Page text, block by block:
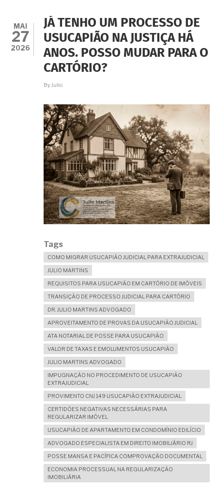
MAI
27
2026
JÁ TENHO UM PROCESSO DE
USUCAPIÃO NA JUSTIÇA HÁ
ANOS. POSSO MUDAR PARA O
CARTÓRIO?
By Julio
Tags
COMO MIGRAR USUCAPIÃO JUDICIAL PARA EXTRAJUDICIAL
JULIO MARTINS
REQUISITOS PARA USUCAPIÃO EM CARTÓRIO DE IMÓVEIS
TRANSIÇÃO DE PROCESSO JUDICIAL PARA CARTÓRIO
DR. JULIO MARTINS ADVOGADO
APROVEITAMENTO DE PROVAS DA USUCAPIÃO JUDICIAL
ATA NOTARIAL DE POSSE PARA USUCAPIÃO
VALOR DE TAXAS E EMOLUMENTOS USUCAPIÃO
JULIO MARTINS ADVOGADO
IMPUGNAÇÃO NO PROCEDIMENTO DE USUCAPIÃO
EXTRAJUDICIAL
PROVIMENTO CNJ 149 USUCAPIÃO EXTRAJUDICIAL
CERTIDÕES NEGATIVAS NECESSÁRIAS PARA
REGULARIZAR IMÓVEL
USUCAPIÃO DE APARTAMENTO EM CONDOMÍNIO EDILÍCIO
ADVOGADO ESPECIALISTA EM DIREITO IMOBILIÁRIO RJ
POSSE MANSA E PACÍFICA COMPROVAÇÃO DOCUMENTAL
ECONOMIA PROCESSUAL NA REGULARIZAÇÃO
IMOBILIÁRIA